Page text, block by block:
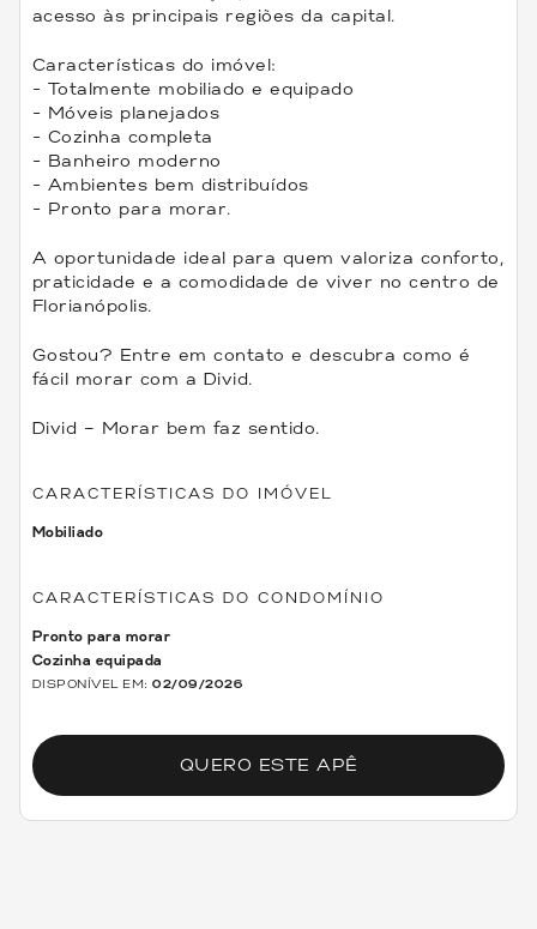
acesso às principais regiões da capital.
Características do imóvel:
- Totalmente mobiliado e equipado
- Móveis planejados
- Cozinha completa
- Banheiro moderno
- Ambientes bem distribuídos
- Pronto para morar.
A oportunidade ideal para quem valoriza conforto,
praticidade e a comodidade de viver no centro de
Florianópolis.
Gostou? Entre em contato e descubra como é
fácil morar com a Divid.
Divid – Morar bem faz sentido.
CARACTERÍSTICAS DO IMÓVEL
Mobiliado
CARACTERÍSTICAS DO CONDOMÍNIO
Pronto para morar
Cozinha equipada
DISPONÍVEL EM:02/09/2026
QUERO ESTE APÊ